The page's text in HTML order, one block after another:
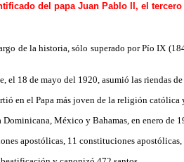
del papa Juan Pablo II, el
de la historia, sólo superado por Pío IX
el 18 de mayo del 1920, asumió las riendas
en el Papa más joven de la religión
México y Bahamas, en enero de
apostólicas, 11 constituciones